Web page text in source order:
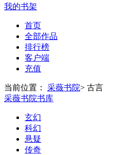
我的书架
首页
全部作品
排行榜
客户端
充值
当前位置： 采薇书院> 古言
采薇书院书库
玄幻
科幻
悬疑
传奇